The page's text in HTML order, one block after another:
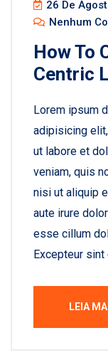
26 De
Nenhum
How To
Centric
Lorem ipsum
adipisicing
ut labore et
veniam, quis
nisi ut aliquip
aute irure
esse cillum
Excepteur sint
LEIA